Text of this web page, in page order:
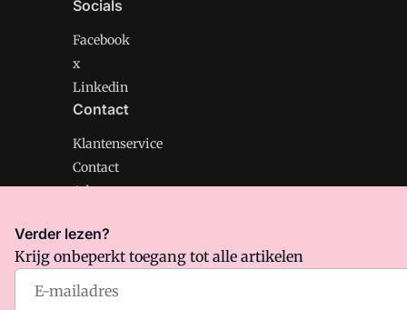
Socials
Facebook
x
Linkedin
Contact
Klantenservice
Contact
Adverteren
Management Support is onderdeel van VMN media.
Algemene Voorwaarden
Verder lezen?
Krijg onbeperkt toegang tot alle artikelen